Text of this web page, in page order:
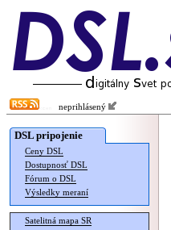
neprihlásený
DSL pripojenie
Ceny DSL
Dostupnosť DSL
Fórum o DSL
Výsledky meraní
Satelitná mapa SR